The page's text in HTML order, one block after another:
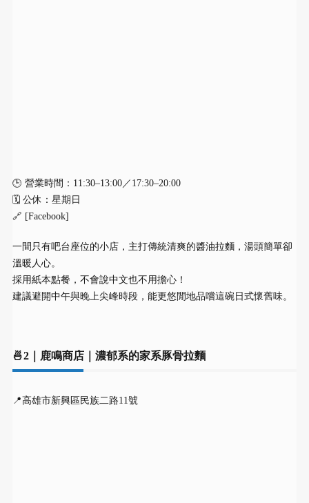
🕒 營業時間：11:30–13:00／17:30–20:00
🗓 公休：星期日
🔗 [Facebook]
一間只有吧台座位的小店，主打傳統清爽的醬油拉麵，湯頭簡單卻
溫暖人心。
採用紙本點餐，不會說中文也不用擔心！
建議避開中午與晚上尖峰時段，能更悠閒地品嚐這碗日式懷舊味。
🍜2｜鹿鳴商店｜濃郁系的家系豚骨拉麵
📍高雄市新興區民族二路11號